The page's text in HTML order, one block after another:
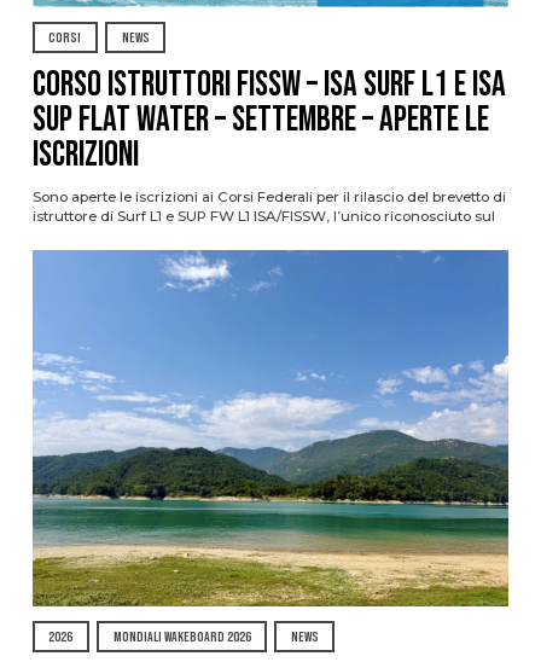
CORSI NEWS
CORSO ISTRUTTORI FISSW – ISA SURF L1 e ISA
SUP Flat Water – SETTEMBRE – APERTE LE
ISCRIZIONI
Sono aperte le iscrizioni ai Corsi Federali per il rilascio del brevetto di
istruttore di Surf L1 e SUP FW L1 ISA/FISSW, l’unico riconosciuto sul
2026 MONDIALI WAKEBOARD 2026 NEWS